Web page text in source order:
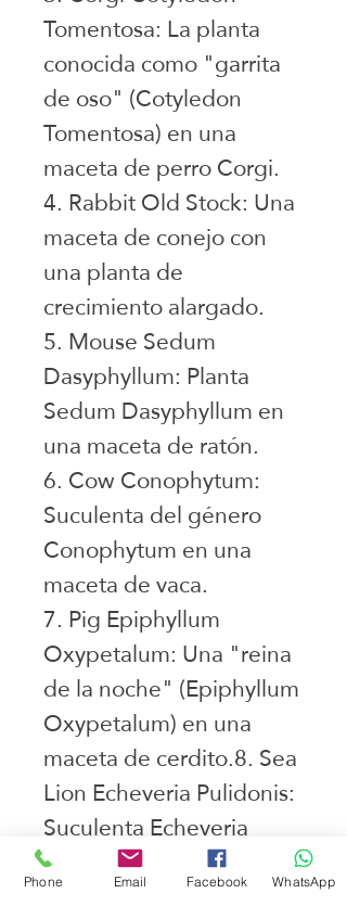
Tomentosa: La planta
conocida como "garrita
de oso" (Cotyledon
Tomentosa) en una
maceta de perro Corgi.
4. Rabbit Old Stock: Una
maceta de conejo con
una planta de
crecimiento alargado.
5. Mouse Sedum
Dasyphyllum: Planta
Sedum Dasyphyllum en
una maceta de ratón.
6. Cow Conophytum:
Suculenta del género
Conophytum en una
maceta de vaca.
7. Pig Epiphyllum
Oxypetalum: Una "reina
de la noche" (Epiphyllum
Oxypetalum) en una
maceta de cerdito.8. Sea
Lion Echeveria Pulidonis:
Suculenta Echeveria
Pulidonis en una maceta
de león marino.
Phone Email Facebook WhatsApp